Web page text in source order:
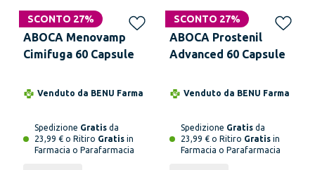
SCONTO 27%
ABOCA Menovamp
Cimifuga 60 Capsule
Venduto da BENU Farma
Spedizione Gratis da
23,99 € o Ritiro Gratis in
Farmacia o Parafarmacia
SCONTO 27%
ABOCA Prostenil
Advanced 60 Capsule
Venduto da BENU Farma
Spedizione Gratis da
23,99 € o Ritiro Gratis in
Farmacia o Parafarmacia